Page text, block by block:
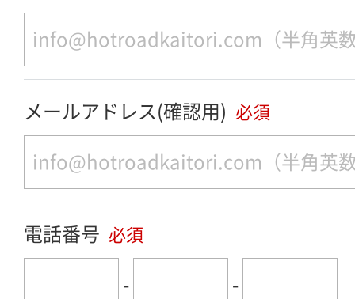
メールアドレス(確認用) 必須
電話番号 必須
- -